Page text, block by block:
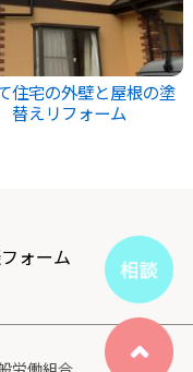
住宅の外壁と屋根の塗
替えリフォーム
ォーム